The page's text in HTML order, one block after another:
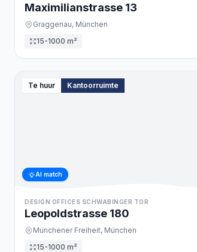
Maximilianstrasse 13
Graggenau, München
15-1000 m²
Te huur Kantoorruimte
AI match
DESIGN OFFICES SCHWABINGER TOR
Leopoldstrasse 180
Münchener Freiheit, München
15-1000 m²